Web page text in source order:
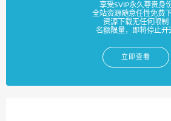
享受SVIP永久尊贵身
全站资源随意任性免费
资源下载无任何限制
名额限量，即将停止开
立即查看